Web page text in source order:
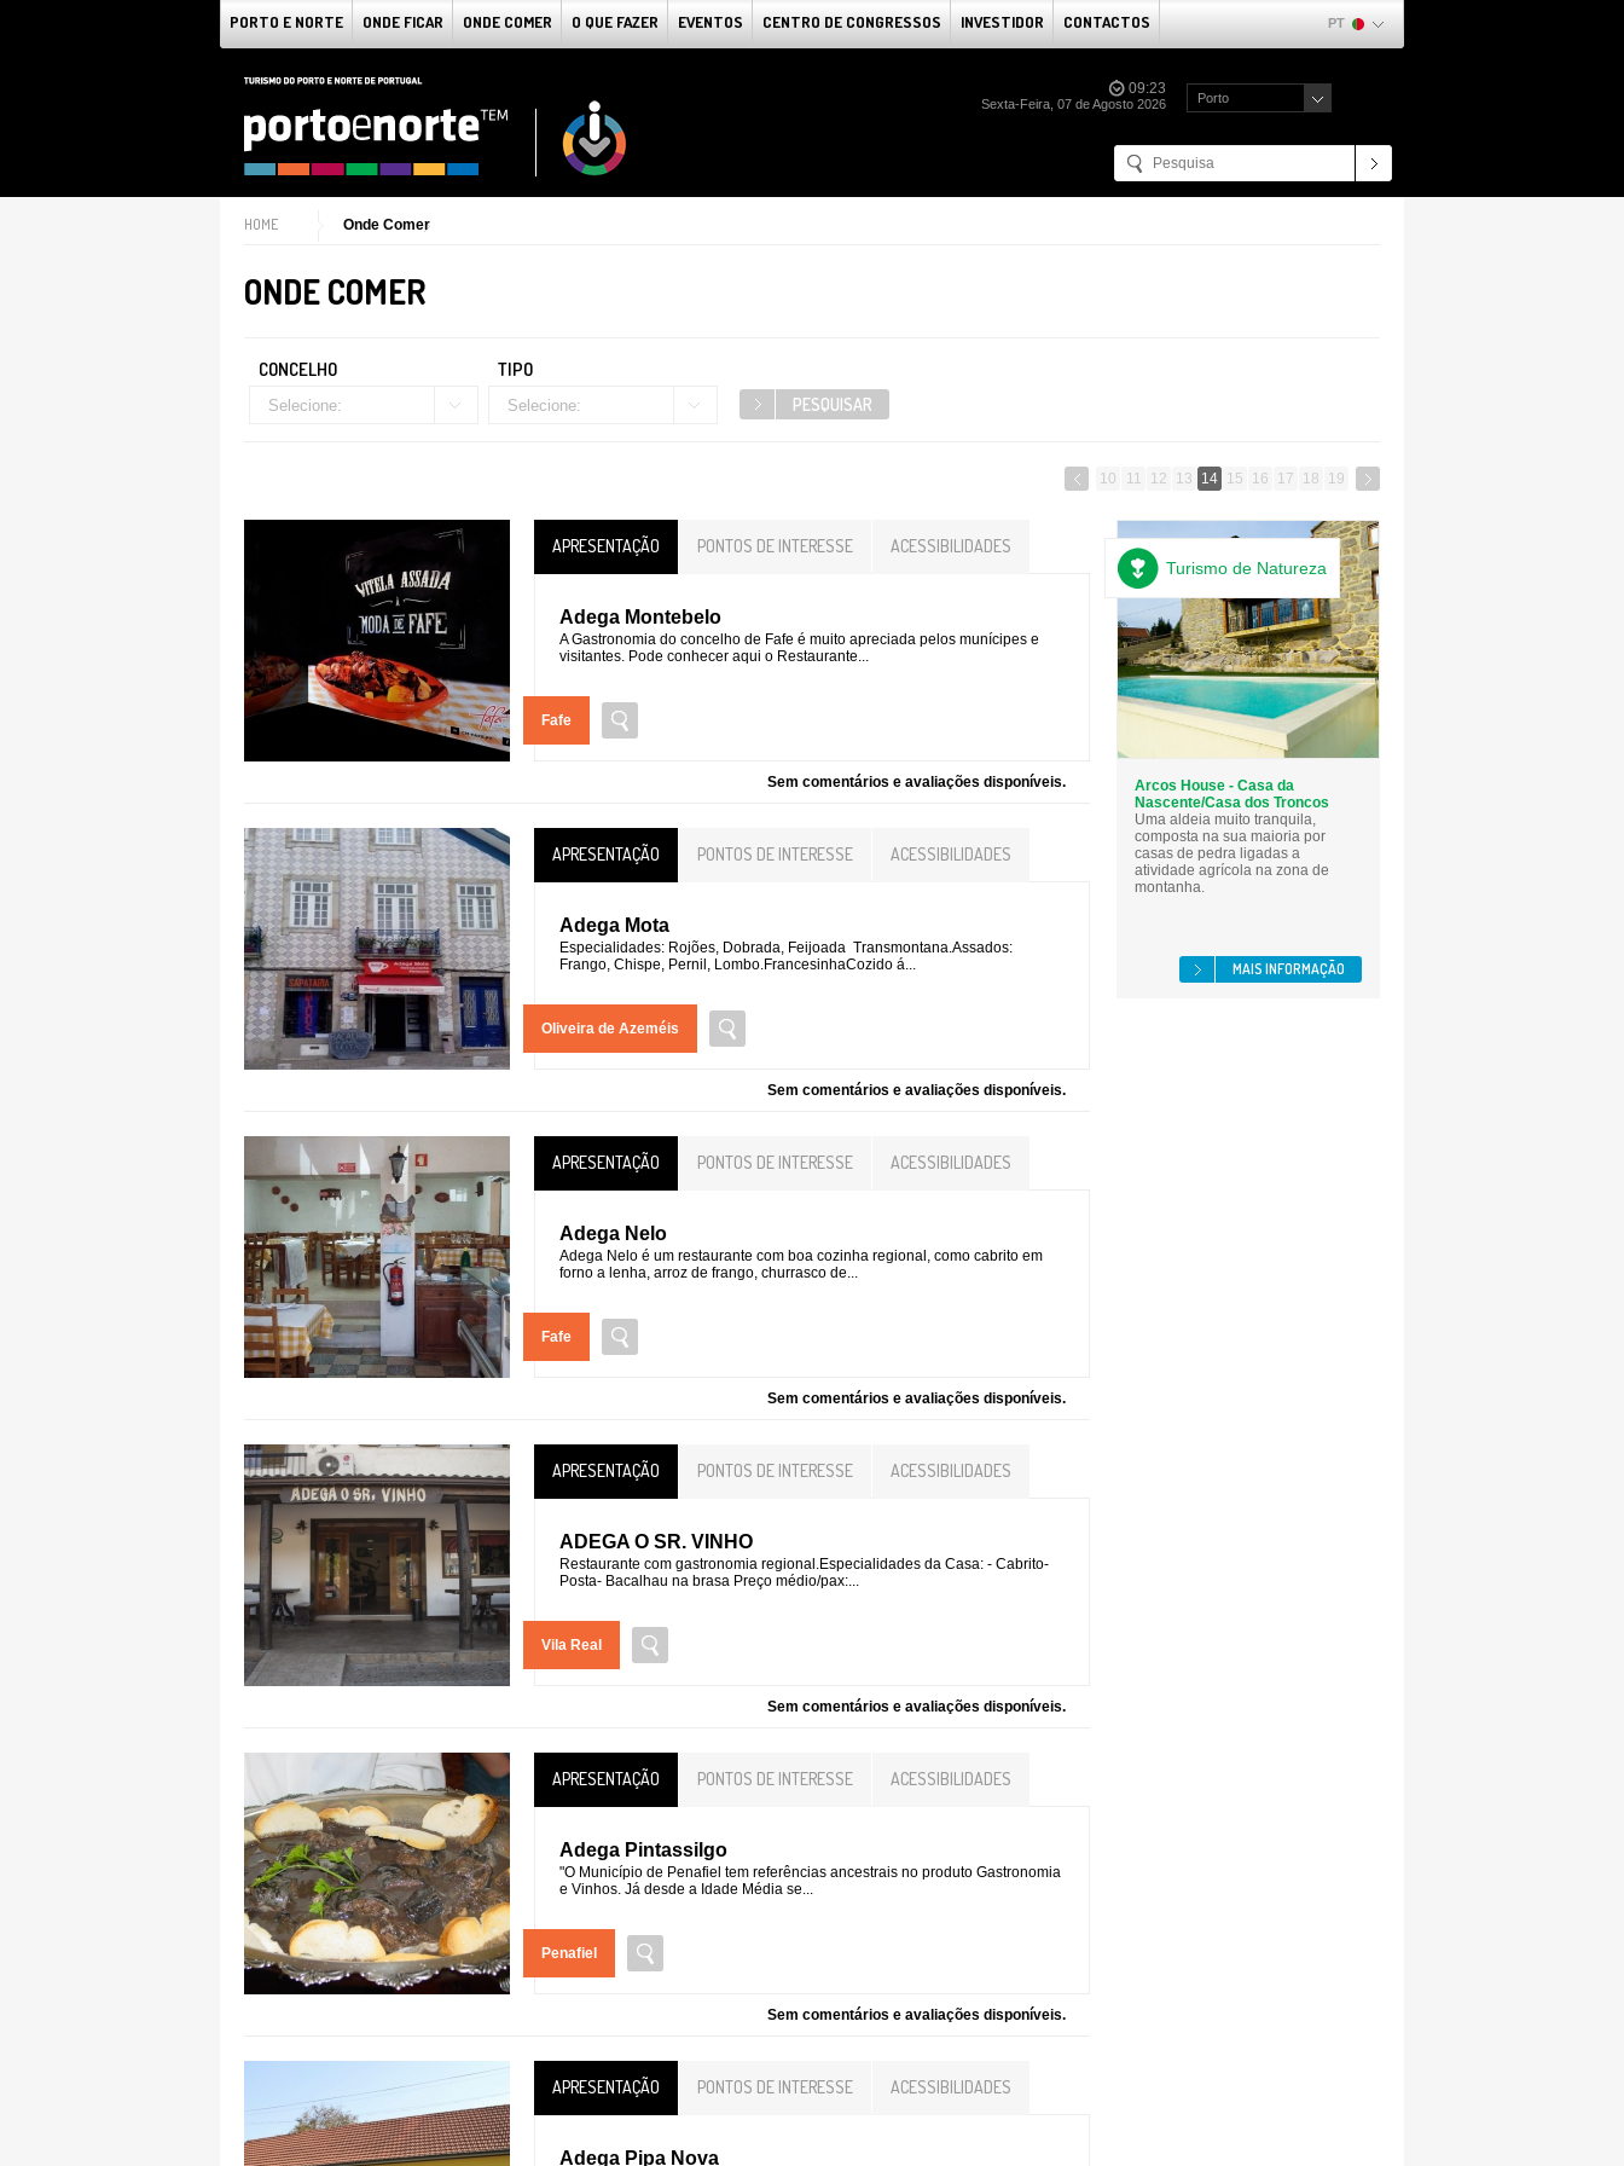
PORTO E NORTE ONDE FICAR ONDE COMER O QUE FAZER EVENTOS CENTRO DE CONGRESSOS INVESTIDOR CONTACTOS PT
09:23
Sexta-Feira, 07 de Agosto 2026 Porto
HOME Onde Comer
ONDE COMER
CONCELHO
Selecione:
TIPO
Selecione:
10 11 12 13 14 15 16 17 18 19
APRESENTAÇÃO PONTOS DE INTERESSE ACESSIBILIDADES
Adega Montebelo
A Gastronomia do concelho de Fafe é muito apreciada pelos munícipes e
visitantes. Pode conhecer aqui o Restaurante...
Fafe
Sem comentários e avaliações disponíveis.
APRESENTAÇÃO PONTOS DE INTERESSE ACESSIBILIDADES
Adega Mota
Especialidades: Rojões, Dobrada, Feijoada Transmontana.Assados:
Frango, Chispe, Pernil, Lombo.FrancesinhaCozido á...
Oliveira de Azeméis
Sem comentários e avaliações disponíveis.
APRESENTAÇÃO PONTOS DE INTERESSE ACESSIBILIDADES
Adega Nelo
Adega Nelo é um restaurante com boa cozinha regional, como cabrito em
forno a lenha, arroz de frango, churrasco de...
Fafe
Sem comentários e avaliações disponíveis.
APRESENTAÇÃO PONTOS DE INTERESSE ACESSIBILIDADES
ADEGA O SR. VINHO
Restaurante com gastronomia regional.Especialidades da Casa: - Cabrito-
Posta- Bacalhau na brasa Preço médio/pax:...
Vila Real
Sem comentários e avaliações disponíveis.
APRESENTAÇÃO PONTOS DE INTERESSE ACESSIBILIDADES
Adega Pintassilgo
"O Município de Penafiel tem referências ancestrais no produto Gastronomia
e Vinhos. Já desde a Idade Média se...
Penafiel
Sem comentários e avaliações disponíveis.
APRESENTAÇÃO PONTOS DE INTERESSE ACESSIBILIDADES
Adega Pipa Nova
Turismo de Natureza
Arcos House - Casa da
Nascente/Casa dos Troncos
Uma aldeia muito tranquila,
composta na sua maioria por
casas de pedra ligadas a
atividade agrícola na zona de
montanha.
MAIS INFORMAÇÃO